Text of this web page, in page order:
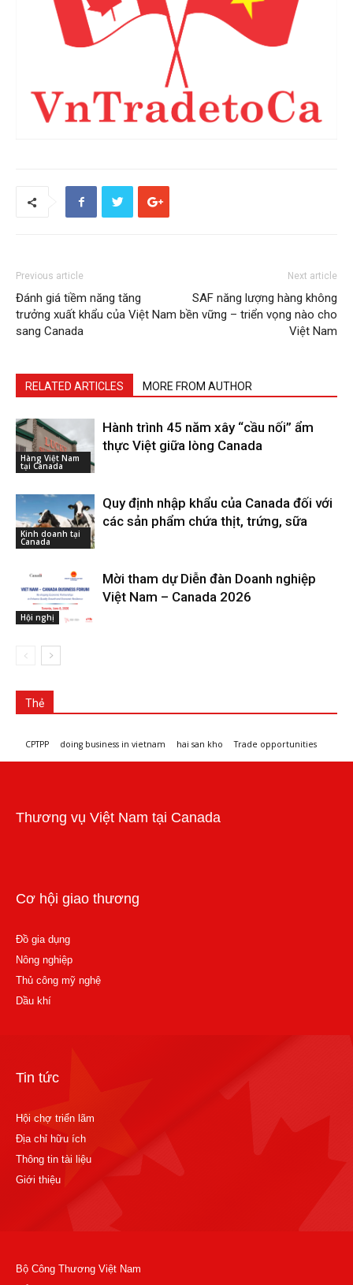
Previous article
Đánh giá tiềm năng tăng
trưởng xuất khẩu của Việt Nam
sang Canada
Next article
SAF năng lượng hàng không
bền vững – triển vọng nào cho
Việt Nam
RELATED ARTICLES MORE FROM AUTHOR
Hàng Việt Nam
tại Canada
Hành trình 45 năm xây “cầu nối” ẩm
thực Việt giữa lòng Canada
Kinh doanh tại
Canada
Quy định nhập khẩu của Canada đối với
các sản phẩm chứa thịt, trứng, sữa
Hội nghị
Mời tham dự Diễn đàn Doanh nghiệp
Việt Nam – Canada 2026
Thẻ
CPTPP doing business in vietnam hai san kho Trade opportunities
Thương vụ Việt Nam tại Canada
Cơ hội giao thương
Đồ gia dụng
Nông nghiệp
Thủ công mỹ nghệ
Dầu khí
Tin tức
Hội chợ triển lãm
Địa chỉ hữu ích
Thông tin tài liệu
Giới thiệu
Bộ Công Thương Việt Nam